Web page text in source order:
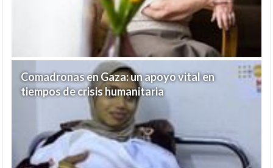
Comadronas en Gaza: un apoyo vital en
tiempos de crisis humanitaria